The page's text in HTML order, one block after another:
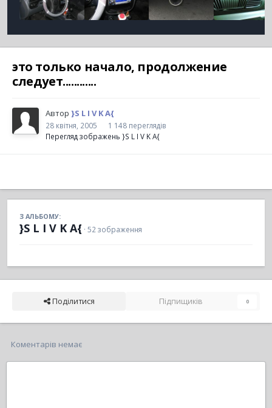
это только начало, продолжение
следует............
Автор }S L I V K A{
28 квітня, 2005
1 148 переглядів
Перегляд зображень }S L I V K A{
З АЛЬБОМУ:
}S L I V K A{ · 52 зображення
Поділитися Підпищиків 0
Коментарів немає